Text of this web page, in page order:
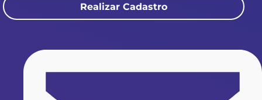
Realizar Cadastro